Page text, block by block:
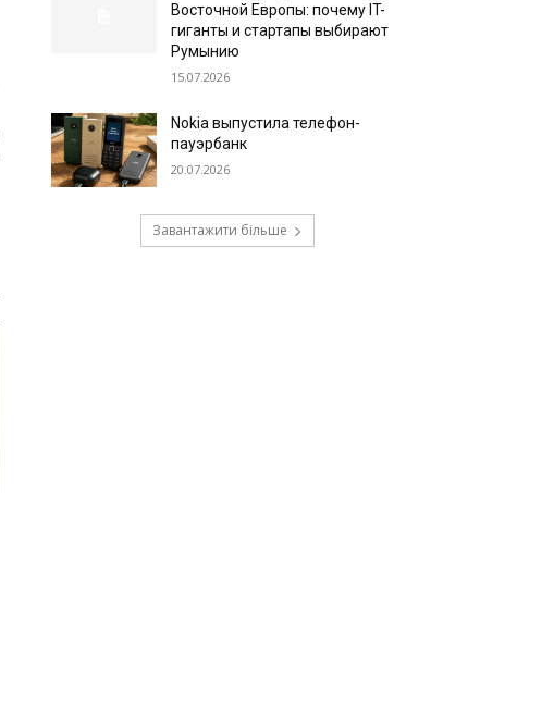
Восточной Европы: почему IT-
гиганты и стартапы выбирают
Румынию
15.07.2026
Nokia выпустила телефон-
пауэрбанк
20.07.2026
Завантажити більше